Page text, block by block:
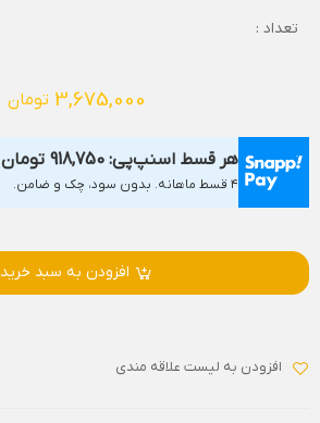
تعداد :
3,675,000 تومان
هر قسط اسنپ‌پی: 918,750 تومان
۴ قسط ماهانه. بدون سود، چک و ضامن.
افزودن به سبد خرید
افزودن به لیست علاقه مندی